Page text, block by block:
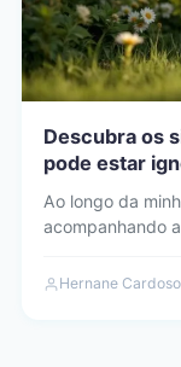
Descubra os
pode estar
Ao longo da
acompanhando
Hernane Cardoso